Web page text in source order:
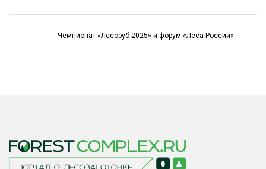
Чемпионат «Лесоруб-2025» и форум «Леса России»